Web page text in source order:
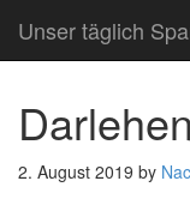
Unser täglich
2. August 2019 by